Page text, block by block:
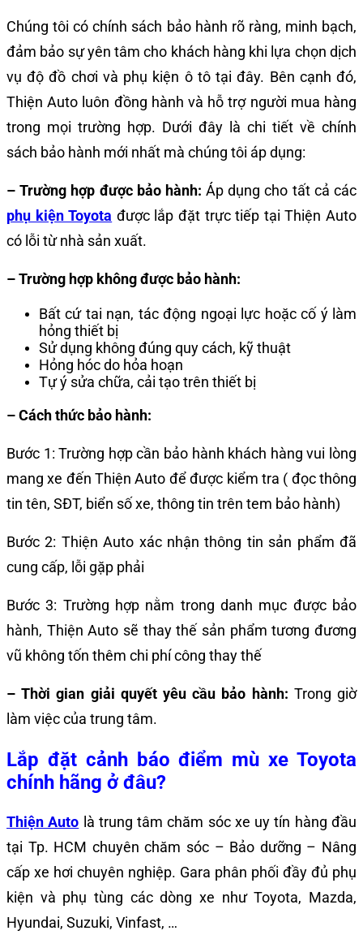
Chúng tôi có chính sách bảo hành rõ ràng, minh bạch,
đảm bảo sự yên tâm cho khách hàng khi lựa chọn dịch
vụ độ đồ chơi và phụ kiện ô tô tại đây. Bên cạnh đó,
Thiện Auto luôn đồng hành và hỗ trợ người mua hàng
trong mọi trường hợp. Dưới đây là chi tiết về chính
sách bảo hành mới nhất mà chúng tôi áp dụng:
– Trường hợp được bảo hành:Áp dụng cho tất cả các
phụ kiện Toyota được lắp đặt trực tiếp tại Thiện Auto
có lỗi từ nhà sản xuất.
– Trường hợp không được bảo hành:
Bất cứ tai nạn, tác động ngoại lực hoặc cố ý làm
hỏng thiết bị
Sử dụng không đúng quy cách, kỹ thuật
Hỏng hóc do hỏa hoạn
Tự ý sửa chữa, cải tạo trên thiết bị
– Cách thức bảo hành:
Bước 1: Trường hợp cần bảo hành khách hàng vui lòng
mang xe đến Thiện Auto để được kiểm tra ( đọc thông
tin tên, SĐT, biển số xe, thông tin trên tem bảo hành)
Bước 2: Thiện Auto xác nhận thông tin sản phẩm đã
cung cấp, lỗi gặp phải
Bước 3: Trường hợp nằm trong danh mục được bảo
hành, Thiện Auto sẽ thay thế sản phẩm tương đương
vũ không tốn thêm chi phí công thay thế
– Thời gian giải quyết yêu cầu bảo hành: Trong giờ
làm việc của trung tâm.
Lắp đặt cảnh báo điểm mù xe Toyota
chính hãng ở đâu?
Thiện Auto là trung tâm chăm sóc xe uy tín hàng đầu
tại Tp. HCM chuyên chăm sóc – Bảo dưỡng – Nâng
cấp xe hơi chuyên nghiệp. Gara phân phối đầy đủ phụ
kiện và phụ tùng các dòng xe như Toyota, Mazda,
Hyundai, Suzuki, Vinfast, …